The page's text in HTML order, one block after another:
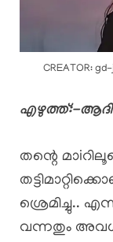
CREATOR:
എഴുത്ത്:-
തന്റെ
ശ്രെമിച്ചു..
വന്നതും